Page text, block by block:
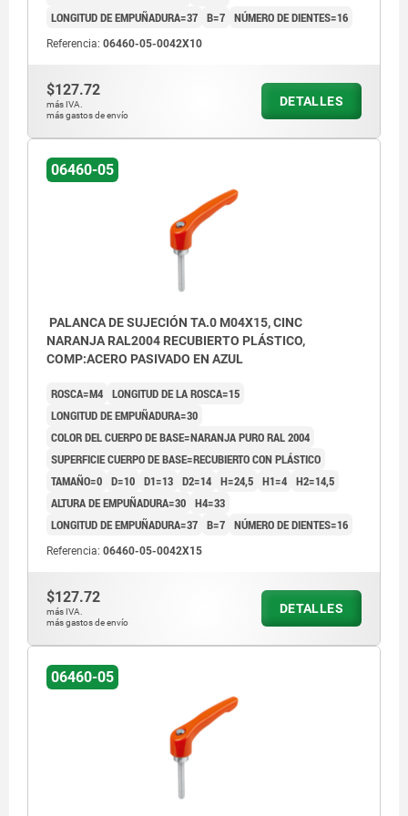
1) Extremo achaflanado DIN EN ISO 4753
LONGITUD DE EMPUÑADURA=37 B=7 NÚMERO DE DIENTES=16
Referencia: 06460-05-0042X10
$127.72
más IVA.
más gastos de envío
DETALLES
06460-05
PALANCA DE SUJECIÓN TA.0 M04X15, CINC
NARANJA RAL2004 RECUBIERTO PLÁSTICO,
COMP:ACERO PASIVADO EN AZUL
ROSCA=M4 LONGITUD DE LA ROSCA=15
LONGITUD DE EMPUÑADURA=30
COLOR DEL CUERPO DE BASE=NARANJA PURO RAL 2004
SUPERFICIE CUERPO DE BASE=RECUBIERTO CON PLÁSTICO
TAMAÑO=0 D=10 D1=13 D2=14 H=24,5 H1=4 H2=14,5
ALTURA DE EMPUÑADURA=30 H4=33
LONGITUD DE EMPUÑADURA=37 B=7 NÚMERO DE DIENTES=16
Referencia: 06460-05-0042X15
$127.72
más IVA.
más gastos de envío
DETALLES
06460-05